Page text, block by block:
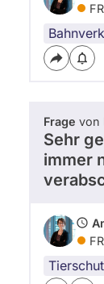
Frage von
Sehr
immer